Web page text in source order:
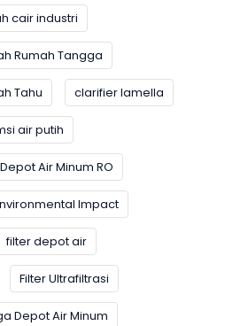
cair industri
Rumah Tangga
Tahu clarifier lamella
air putih
Depot Air Minum RO
Impact
filter depot air
Filter Ultrafiltrasi
Depot Air Minum